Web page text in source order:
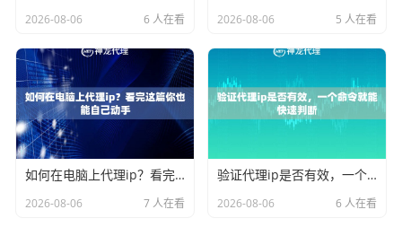
2026-08-06 6 人在看 2026-08-06 5 人在看
如何在电脑上代理ip？看完这篇你也能自己动手
2026-08-06 7 人在看
验证代理ip是否有效，一个命令就能快速判断
2026-08-06 6 人在看